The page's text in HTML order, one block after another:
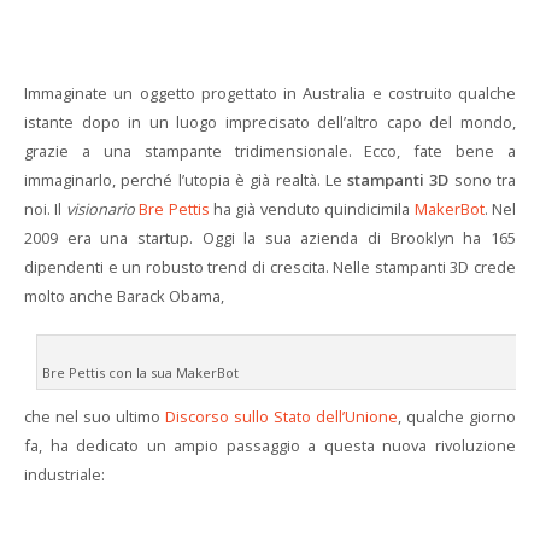
Immaginate un oggetto progettato in Australia e costruito qualche
istante dopo in un luogo imprecisato dell’altro capo del mondo,
grazie a una stampante tridimensionale. Ecco, fate bene a
immaginarlo, perché l’utopia è già realtà. Lestampanti 3D sono tra
noi. Il visionarioBre Pettis ha già venduto quindicimila MakerBot. Nel
2009 era una startup. Oggi la sua azienda di Brooklyn ha 165
dipendenti e un robusto trend di crescita. Nelle stampanti 3D crede
molto anche Barack Obama,
Bre Pettis con la sua MakerBot
che nel suo ultimo Discorso sullo Stato dell’Unione, qualche giorno
fa, ha dedicato un ampio passaggio a questa nuova rivoluzione
industriale: